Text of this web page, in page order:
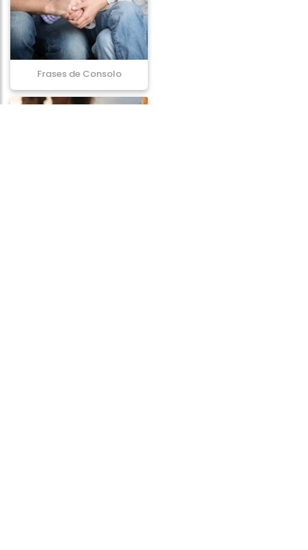
Frases de Consolo